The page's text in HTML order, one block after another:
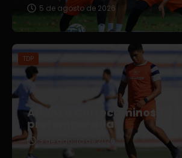
5 de agosto de 2026
TDP
Afianza Correcaminos TDP
pretemporada
3 de agosto de 2026